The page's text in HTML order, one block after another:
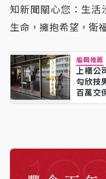
知新聞關心您：生活
生命，擁抱希望，衛
編輯推薦
上櫃
勾欣技
百萬交